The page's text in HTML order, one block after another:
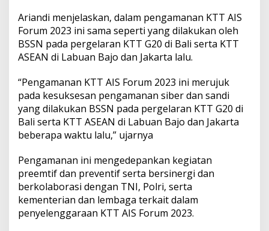
B
a
l
i
Ariandi menjelaskan, dalam pengamanan KTT AIS
Forum 2023 ini sama seperti yang dilakukan oleh
BSSN pada pergelaran KTT G20 di Bali serta KTT
ASEAN di Labuan Bajo dan Jakarta lalu.
“Pengamanan KTT AIS Forum 2023 ini merujuk
pada kesuksesan pengamanan siber dan sandi
yang dilakukan BSSN pada pergelaran KTT G20 di
Bali serta KTT ASEAN di Labuan Bajo dan Jakarta
beberapa waktu lalu,” ujarnya
Pengamanan ini mengedepankan kegiatan
preemtif dan preventif serta bersinergi dan
berkolaborasi dengan TNI, Polri, serta
kementerian dan lembaga terkait dalam
penyelenggaraan KTT AIS Forum 2023.